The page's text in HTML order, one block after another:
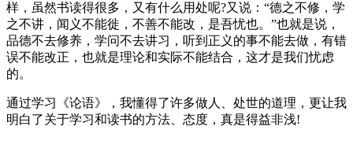
样，虽然书读得很多，又有什么用处呢?又说：“德之不修，学
之不讲，闻义不能徙，不善不能改，是吾忧也。”也就是说，
品德不去修养，学问不去讲习，听到正义的事不能去做，有错
误不能改正，也就是理论和实际不能结合，这才是我们忧虑
的。
通过学习《论语》，我懂得了许多做人、处世的道理，更让我
明白了关于学习和读书的方法、态度，真是得益非浅!